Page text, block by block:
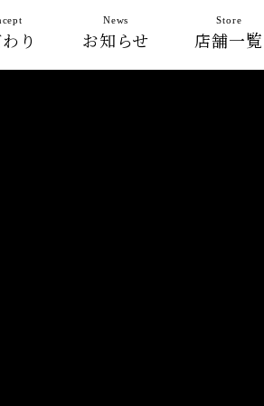
り お知らせ
News
店舗一覧
Store